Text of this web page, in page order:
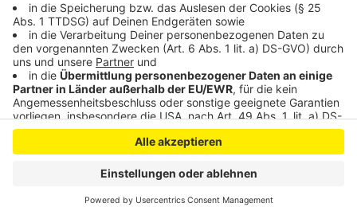
Anzeige
Anzeige